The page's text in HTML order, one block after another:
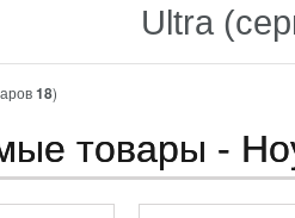
Ultra
18)
товары -